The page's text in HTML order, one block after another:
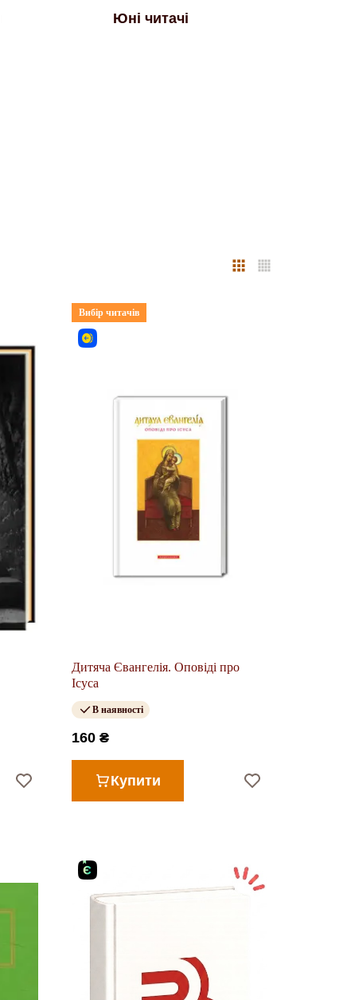
Юні читачі
Вибір читачів
Дитяча Євангелія. Оповіді про
Ісуса
В наявності
160 ₴
Купити